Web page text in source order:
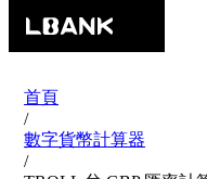
首頁
/
數字貨幣計算器
/